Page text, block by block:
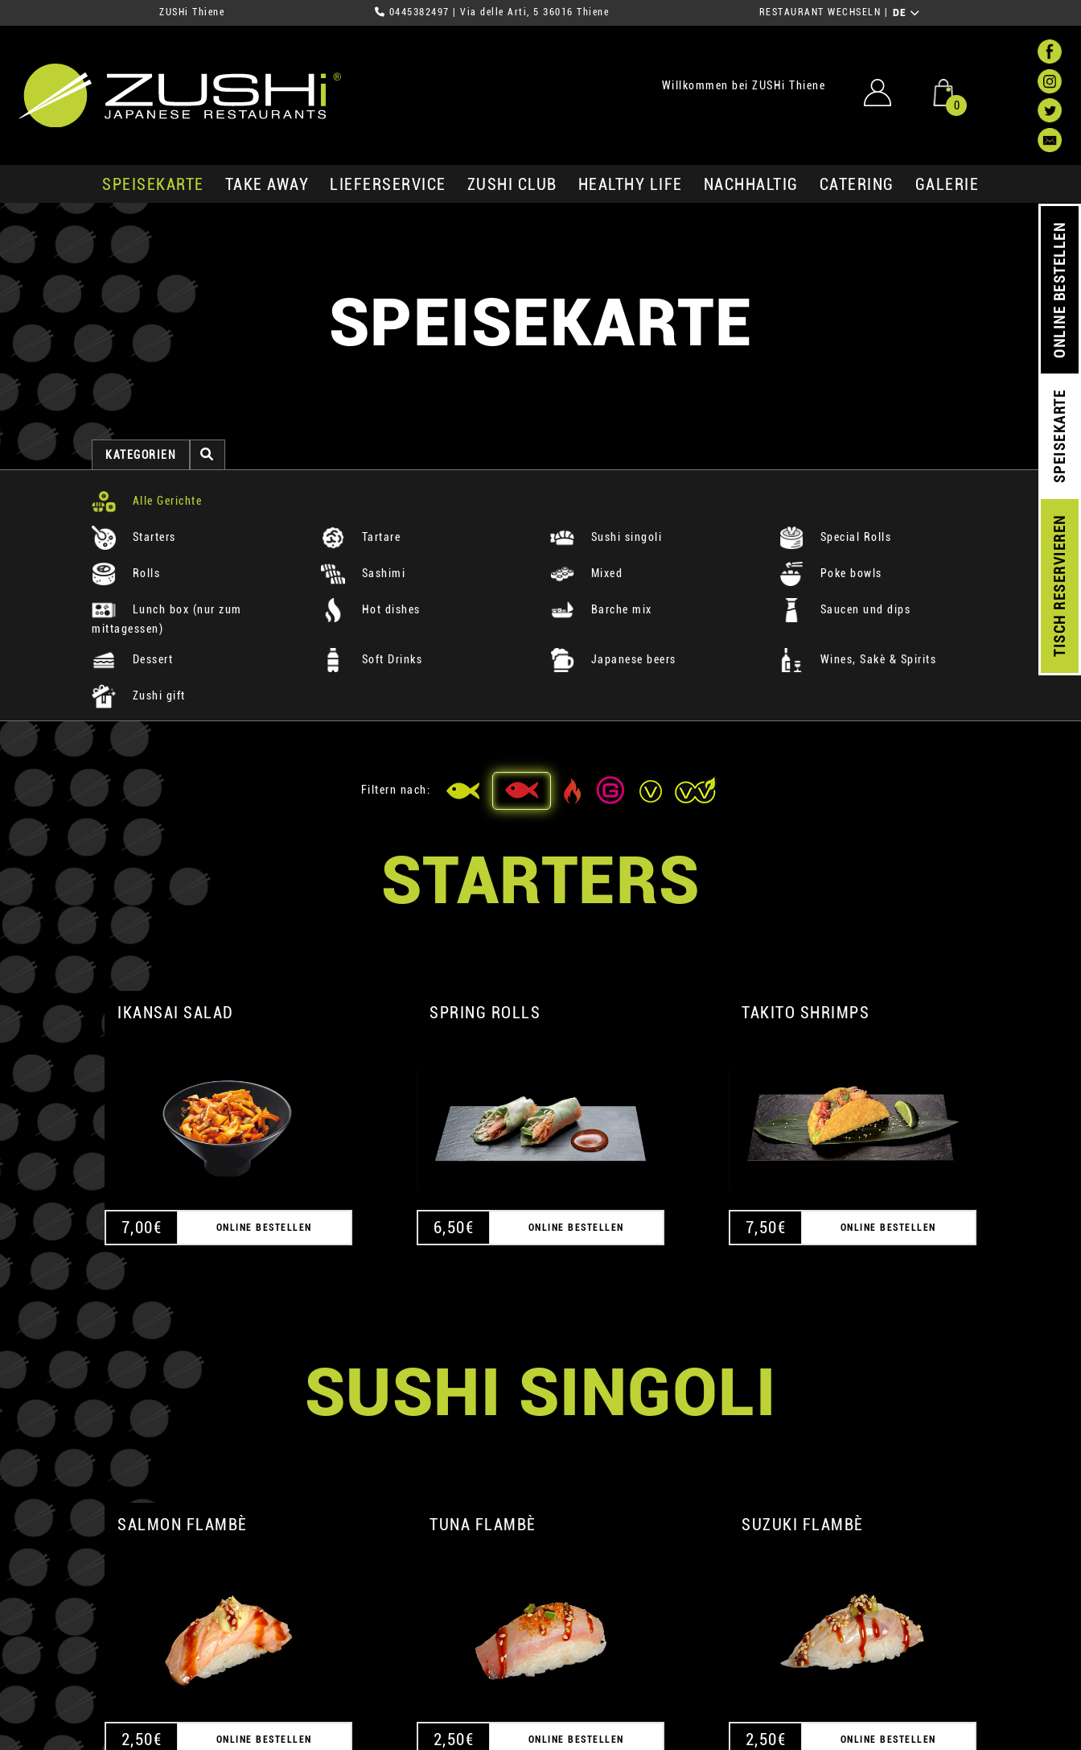
ZUSHi Thiene 0445382497 | Via delle Arti, 5 36016 Thiene RESTAURANT WECHSELN DE
Willkommen bei ZUSHi Thiene
0
SPEISEKARTE TAKE AWAY LIEFERSERVICE ZUSHI CLUB HEALTHY LIFE NACHHALTIG CATERING GALERIE
TISCH
RESERVIEREN
SPEISEKARTE
ONLINE BESTELLEN
SPEISEKARTE
KATEGORIEN
Alle Gerichte
Starters Tartare Sushi singoli Special Rolls
Rolls Sashimi Mixed Poke bowls
Lunch box (nur zum
mittagessen)
Hot dishes Barche mix Saucen und dips
Dessert Soft Drinks Japanese beers Wines, Sakè & Spirits
Zushi gift
Filtern nach:
STARTERS
IKANSAI SALAD
7,00€ ONLINE BESTELLEN
SPRING ROLLS
6,50€ ONLINE BESTELLEN
TAKITO SHRIMPS
7,50€ ONLINE BESTELLEN
SUSHI SINGOLI
SALMON FLAMBÈ
2,50€ ONLINE BESTELLEN
TUNA FLAMBÈ
2,50€ ONLINE BESTELLEN
SUZUKI FLAMBÈ
2,50€ ONLINE BESTELLEN